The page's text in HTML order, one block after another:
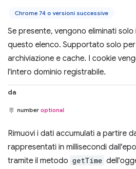
Chrome 74 o versioni successive
Se presente, vengono eliminati solo
questo elenco. Supportato solo
archiviazione e cache. I cookie
l'intero dominio registrabile.
da
number optional
Rimuovi i dati accumulati a partire
rappresentati in millisecondi
tramite il metodo getTime